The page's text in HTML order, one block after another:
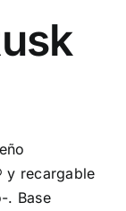
y recargable
. Base